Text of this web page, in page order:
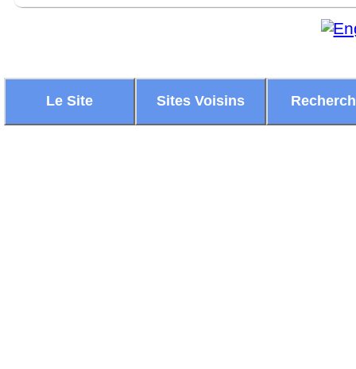
Le Site Sites Voisins